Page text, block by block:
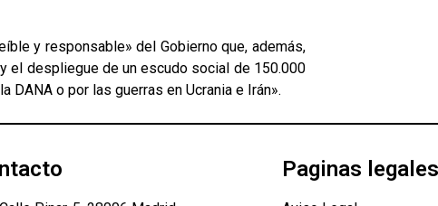
y responsable» del Gobierno que, además,
el despliegue de un escudo social de 150.000
o por las guerras en Ucrania e Irán».
Paginas legales